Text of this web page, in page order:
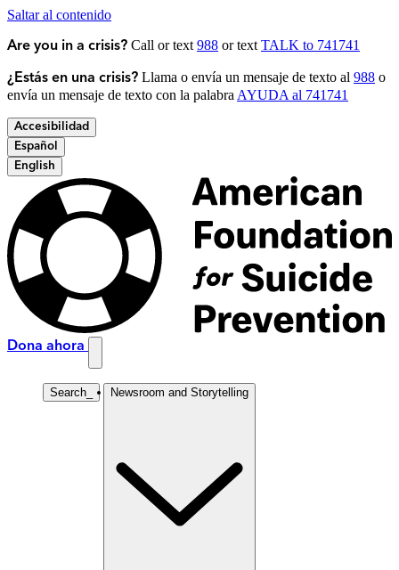
Saltar al contenido
Are you in a crisis? Call or text 988 or text TALK to 741741
¿Estás en una crisis? Llama o envía un mensaje de texto al 988 o
envía un mensaje de texto con la palabra AYUDA al 741741
Accesibilidad
Español
English
Dona ahora
Search Newsroom and Storytelling